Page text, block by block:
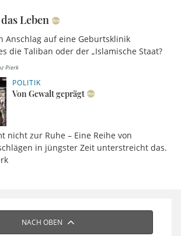
Leben
Anschlag auf eine Geburtsklinik
die Taliban oder der „Islamische Staat?
Pierk
POLITIK
Von Gewalt geprägt
nicht zur Ruhe – Eine Reihe von
in jüngster Zeit unterstreicht das.
NACH OBEN